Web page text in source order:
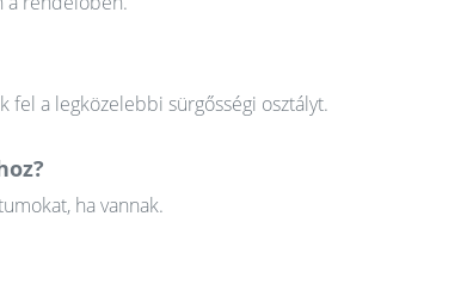
fel a legközelebbi sürgősségi osztályt.
ha vannak.